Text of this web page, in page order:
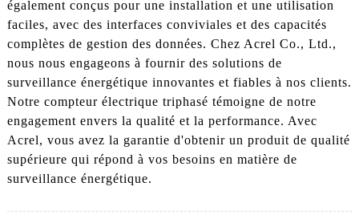
également conçus pour une installation et une utilisation
faciles, avec des interfaces conviviales et des capacités
complètes de gestion des données. Chez Acrel Co., Ltd.,
nous nous engageons à fournir des solutions de
surveillance énergétique innovantes et fiables à nos clients.
Notre compteur électrique triphasé témoigne de notre
engagement envers la qualité et la performance. Avec
Acrel, vous avez la garantie d'obtenir un produit de qualité
supérieure qui répond à vos besoins en matière de
surveillance énergétique.